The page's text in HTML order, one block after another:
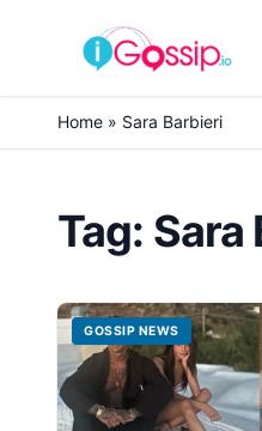
Skip to content
Home » Sara Barbieri
Tag: Sara
GOSSIP NEWS